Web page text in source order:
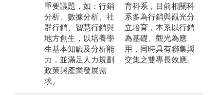
重要議題，如：行銷
分析、數據分析、社
群行銷、智慧行銷與
地方創生，以培養學
生基本知識及分析能
力，並滿足人力規劃
政策與產業發展需
求。
育科系，目前相關科
系多為行銷與觀光分
立培育，本系以行銷
為基礎、觀光為應
用，同時具有聯集與
交集之雙專長效應。